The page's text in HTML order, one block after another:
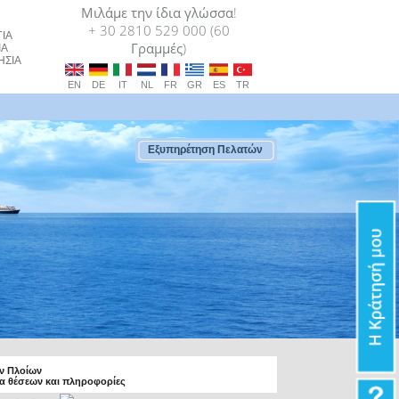
Μιλάμε την ίδια γλώσσα!
+ 30 2810 529 000 (60
Γραμμές)
EN DE IT NL FR GR ES TR
Εξυπηρέτηση Πελατών
Πλοίων
θέσεων και πληροφορίες